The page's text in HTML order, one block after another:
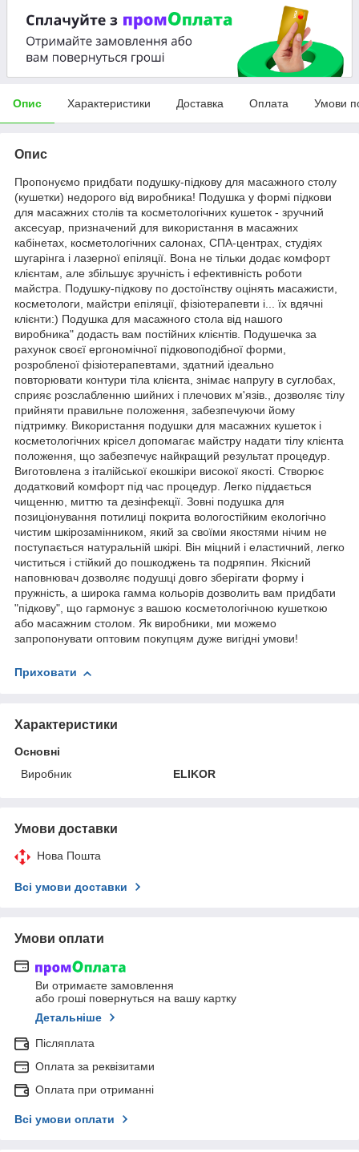
Опис Характеристики Доставка Оплата Умови
Опис
Пропонуємо придбати подушку-підкову для масажного столу
(кушетки) недорого від виробника! Подушка у формі підкови
для масажних столів та косметологічних кушеток - зручний
аксесуар, призначений для використання в масажних
кабінетах, косметологічних салонах, СПА-центрах, студіях
шугарінга і лазерної епіляції. Вона не тільки додає комфорт
клієнтам, але збільшує зручність і ефективність роботи
майстра. Подушку-підкову по достоїнству оцінять масажисти,
косметологи, майстри епіляції, фізіотерапевти і... їх вдячні
клієнти:) Подушка для масажного стола від нашого
виробника" додасть вам постійних клієнтів. Подушечка за
рахунок своєї ергономічної підковоподібної форми,
розробленої фізіотерапевтами, здатний ідеально
повторювати контури тіла клієнта, знімає напругу в суглобах,
сприяє розслабленню шийних і плечових м'язів., дозволяє тілу
прийняти правильне положення, забезпечуючи йому
підтримку. Використання подушки для масажних кушеток і
косметологічних крісел допомагає майстру надати тілу клієнта
положення, що забезпечує найкращий результат процедур.
Виготовлена з італійської екошкіри високої якості. Створює
додатковий комфорт під час процедур. Легко піддається
чищенню, миттю та дезінфекції. Зовні подушка для
позиціонування потилиці покрита вологостійким екологічно
чистим шкірозамінником, який за своїми якостями нічим не
поступається натуральній шкірі. Він міцний і еластичний, легко
чиститься і стійкий до пошкоджень та подряпин. Якісний
наповнювач дозволяє подушці довго зберігати форму і
пружність, а широка гамма кольорів дозволить вам придбати
"підкову", що гармонує з вашою косметологічною кушеткою
або масажним столом. Як виробники, ми можемо
запропонувати оптовим покупцям дуже вигідні умови!
Приховати
Характеристики
Основні
Виробник
ELIKOR
Умови доставки
Нова Пошта
Всі умови доставки
Умови оплати
Ви отримаєте замовлення
або гроші повернуться на вашу картку
Детальніше
Післяплата
Оплата за реквізитами
Оплата при отриманні
Всі умови оплати